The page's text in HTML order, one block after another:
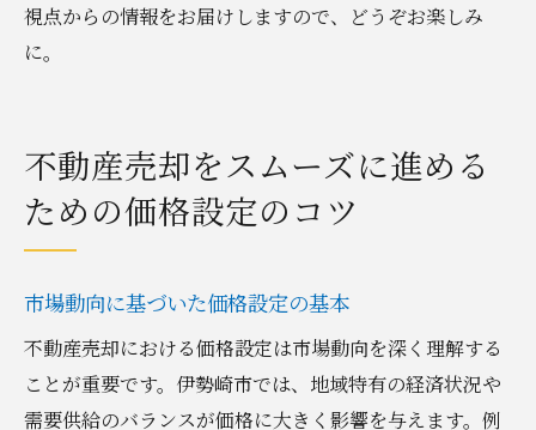
視点からの情報をお届けしますので、どうぞお楽しみ
に。
不動産売却をスムーズに進める
ための価格設定のコツ
市場動向に基づいた価格設定の基本
不動産売却における価格設定は市場動向を深く理解する
ことが重要です。伊勢崎市では、地域特有の経済状況や
需要供給のバランスが価格に大きく影響を与えます。例